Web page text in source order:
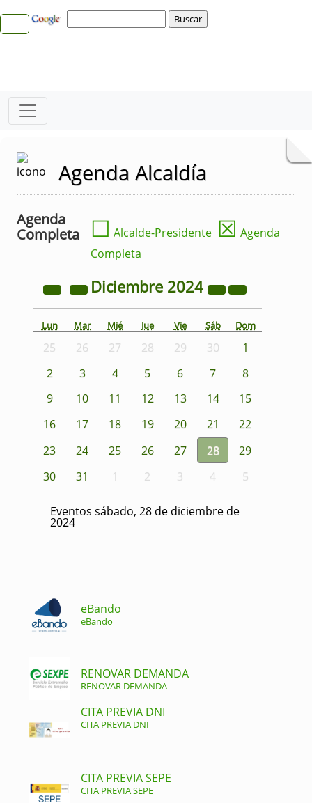
Agenda Alcaldía
Agenda
Completa
☐ Alcalde-Presidente ☒ Agenda
Completa
Diciembre 2024
Lun Mar Mié Jue Vie Sáb Dom
25 26 27 28 29 30
1
2
3 4 5 6 7
8
9
10 11 12 13 14
15
16
17 18 19 20 21
22
23
24 25 26 27 28
29
30
31 1 2 3 4 5
Eventos sábado, 28 de diciembre de
2024
eBando
eBando
RENOVAR DEMANDA
RENOVAR DEMANDA
CITA PREVIA DNI
CITA PREVIA DNI
CITA PREVIA SEPE
CITA PREVIA SEPE